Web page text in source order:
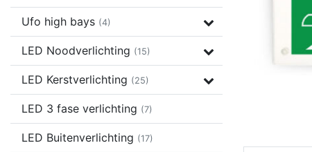
Ufo high bays (4)
LED Noodverlichting (15)
LED Kerstverlichting (25)
LED 3 fase verlichting (7)
LED Buitenverlichting (17)